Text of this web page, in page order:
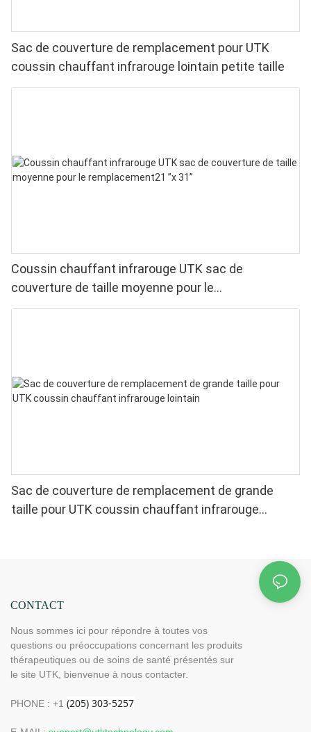
Sac de couverture de remplacement pour UTK
coussin chauffant infrarouge lointain petite taille
Coussin chauffant infrarouge UTK sac de
couverture de taille moyenne pour le
remplacement21 ”x 31”
Sac de couverture de remplacement de grande
taille pour UTK coussin chauffant infrarouge
CONTACT
Nous sommes ici pour répondre à toutes vos
questions ou préoccupations concernant les produits
thérapeutiques ou de soins de santé présentés sur
le site UTK, bienvenue à nous contacter.
PHONE : +1